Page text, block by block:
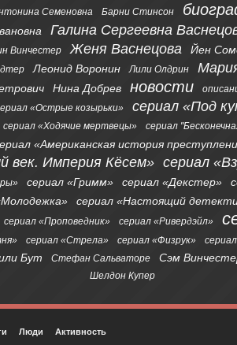
Семеновна Барни Стинсон
Галина Сергеевна
Винчестер Женя Васнецова Йен
Леонид Воронин Лили Олдрин
Нина Добрев новости
«Острые козырьки» сериал «Под
сериал «Ходячие мертвецы» сериал
«Американская история
век. Империя Кёсем» сериал
сериал «Гримм» сериал «Декстер»
сериал «Настоящий
сериал «Проповедник» сериал «Ривердэйл»
сериал «Стрела» сериал «Физрук»
Бут Стефан Сальваторе Сэм
Шелдон Купер
Люди Активность